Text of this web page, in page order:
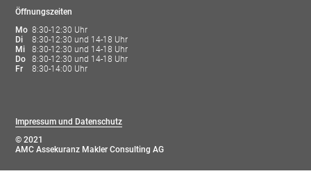
Öffnungszeiten
Mo8:30-12:30 Uhr
Di
8:30-12:30 und 14-18 Uhr
Mi
8:30-12:30 und 14-18 Uhr
Do
8:30-12:30 und 14-18 Uhr
Fr
8:30-14:00 Uhr
Impressum und Datenschutz
© 2021
AMC Assekuranz Makler Consulting AG